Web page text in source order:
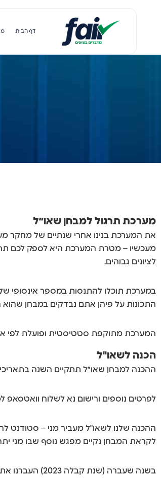
דף הבית
מערכת תרגול למבחן שאו״ל
מעכשיו – מטרת המערכת היא לספק לכם
לציונים גבוהים.
התכונות על פיהן אתם נבדקים במבחן
המערכת מתוקפת סטטיסטית ופועלת לפי
הכנה לשאו"ל
ההכנה למבחן שאו״ל תתקיים השנה בתאריכים ה17.6 ו-1.7 בשעות 20:00
לפרטים נוספים ורישום נא לשלוח וואטסאפ למספר
לקראת המבחן נקיים מפגש נוסף שבו מני